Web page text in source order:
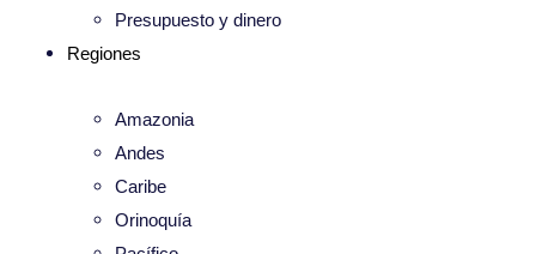
Presupuesto y dinero
Regiones
Amazonia
Andes
Caribe
Orinoquía